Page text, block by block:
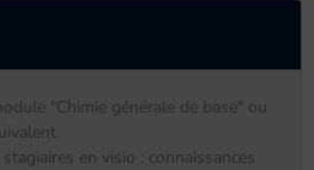
"Chimie générale de base" ou
en visio : connaissances